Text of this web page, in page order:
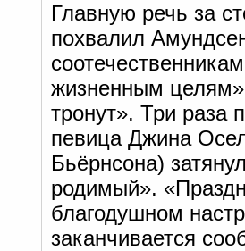
Главную речь за
похвалил
жизненным
тронут». Три
певица Джина
Бьёрнсона)
родимый».
благодушном
заканчивается